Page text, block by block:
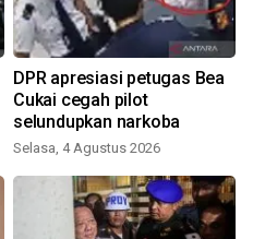
DPR apresiasi petugas Bea
Cukai cegah pilot
selundupkan narkoba
Selasa, 4 Agustus 2026